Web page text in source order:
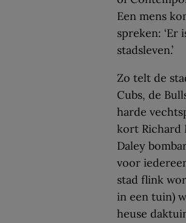
Een mens
spreken: ‘Er
stadsleven.’
Zo telt de
Cubs, de
harde
kort Richard
Daley
voor
stad flink
in een tuin)
heuse